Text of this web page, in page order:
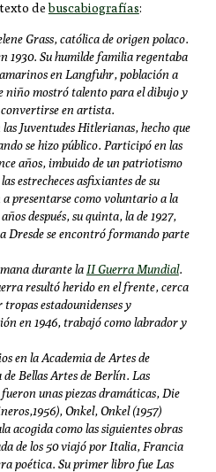
debuscabiografías:
Grass, católica de origen polaco.
1930. Su humilde familia regentaba
en Langfuhr, población a
niño mostró talento para el dibujo y
en artista.
las Juventudes Hitlerianas, hecho que
se hizo público. Participó en las
años, imbuido de un patriotismo
estrecheces asfixiantes de su
presentarse como voluntario a la
después, su quinta, la de 1927,
Dresde se encontró formando parte
durante la II Guerra Mundial.
resultó herido en el frente, cerca
estadounidenses y
en 1946, trabajó como labrador y
en laAcademia de Artes de
de Bellas Artes de Berlín. Las
unas piezas dramáticas, Die
Onkel, Onkel(1957)
acogida como las siguientes obras
de los 50 viajó por Italia, Francia
poética. Su primer libro fue Las